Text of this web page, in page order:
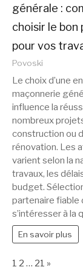
générale :
choisir le bon
pour vos
Povoski
Le choix d’une
maçonnerie
influence la
nombreux
construction ou
rénovation. Les
varient selon la
travaux, les
budget.
partenaire fiable
s’intéresser à la
En savoir plus
Page:
1 2 … 21 Next
»